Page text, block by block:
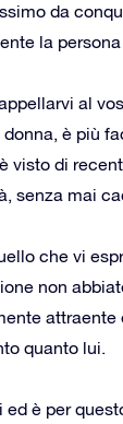
da
la
al
è più
visto di
senza mai
che vi
non
quanto lui.
è per